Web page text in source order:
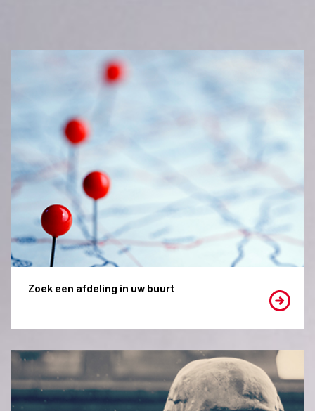
Zoek een afdeling in uw buurt